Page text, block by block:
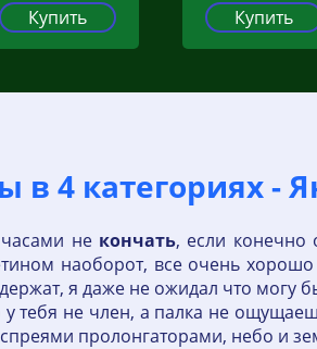
Купить Купить
в 4 категориях -
не кончать, если конечно
наоборот, все очень
держат, я даже не ожидал что могу
у тебя не член, а палка не
пролонгаторами, небо и